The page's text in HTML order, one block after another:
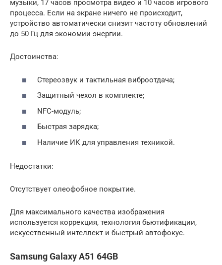
музыки, 17 часов просмотра видео и 10 часов игрового
процесса. Если на экране ничего не происходит,
устройство автоматически снизит частоту обновлений
до 50 Гц для экономии энергии.
Достоинства:
Стереозвук и тактильная виброотдача;
Защитный чехол в комплекте;
NFC-модуль;
Быстрая зарядка;
Наличие ИК для управления техникой.
Недостатки:
Отсутствует олеофобное покрытие.
Для максимального качества изображения
используется коррекция, технология бьютификации,
искусственный интеллект и быстрый автофокус.
Samsung Galaxy A51 64GB